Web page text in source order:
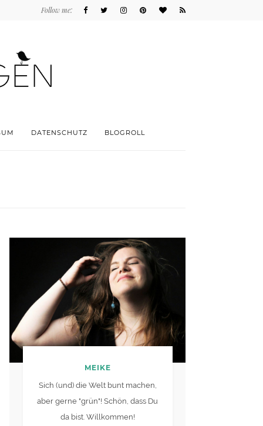
Follow me:
DATENSCHUTZ BLOGROLL
MEIKE
Sich (und) die Welt bunt machen,
aber gerne "grün"! Schön, dass Du
da bist. Willkommen!